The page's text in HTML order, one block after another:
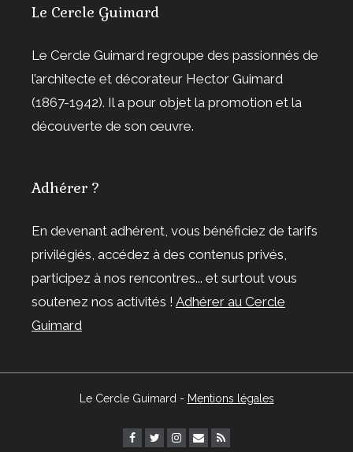
Le Cercle Guimard
Le Cercle Guimard regroupe des passionnés de
l’architecte et décorateur Hector Guimard
(1867-1942). Il a pour objet la promotion et la
découverte de son œuvre.
Adhérer ?
En devenant adhérent, vous bénéficiez de tarifs
privilégiés, accédez à des contenus privés,
participez à nos rencontres... et surtout vous
soutenez nos activités ! Adhérer au Cercle
Guimard
Le Cercle Guimard - Mentions légales